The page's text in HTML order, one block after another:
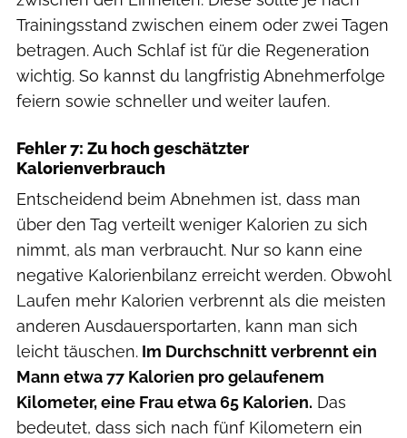
Trainingsstand zwischen einem oder zwei Tagen
betragen. Auch Schlaf ist für die Regeneration
wichtig. So kannst du langfristig Abnehmerfolge
feiern sowie schneller und weiter laufen.
Fehler 7: Zu hoch geschätzter
Kalorienverbrauch
Entscheidend beim Abnehmen ist, dass man
über den Tag verteilt weniger Kalorien zu sich
nimmt, als man verbraucht. Nur so kann eine
negative Kalorienbilanz erreicht werden. Obwohl
Laufen mehr Kalorien verbrennt als die meisten
anderen Ausdauersportarten, kann man sich
leicht täuschen. Im Durchschnitt verbrennt ein
Mann etwa 77 Kalorien pro gelaufenem
Kilometer, eine Frau etwa 65 Kalorien. Das
bedeutet, dass sich nach fünf Kilometern ein